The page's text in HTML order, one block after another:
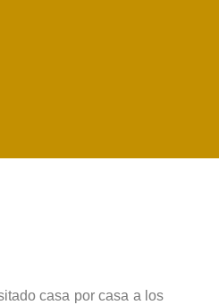
casa por casa a los